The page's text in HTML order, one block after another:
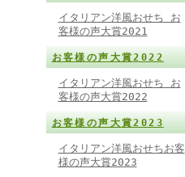
イタリアン洋風おせち お
客様の声大賞2021
お客様の声大賞2022
イタリアン洋風おせち お
客様の声大賞2022
お客様の声大賞2023
イタリアン洋風おせちお客
様の声大賞2023